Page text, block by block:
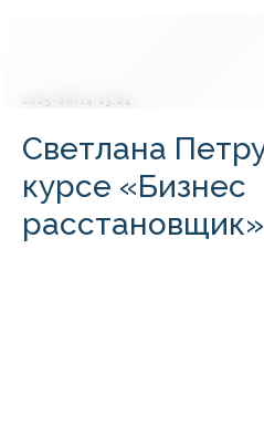
2025-08-14 23:24
Светлана
курсе «Бизнес
расстановщик»